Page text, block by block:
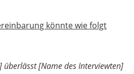
könnte wie folgt
überlässt[Name des Interviewten]